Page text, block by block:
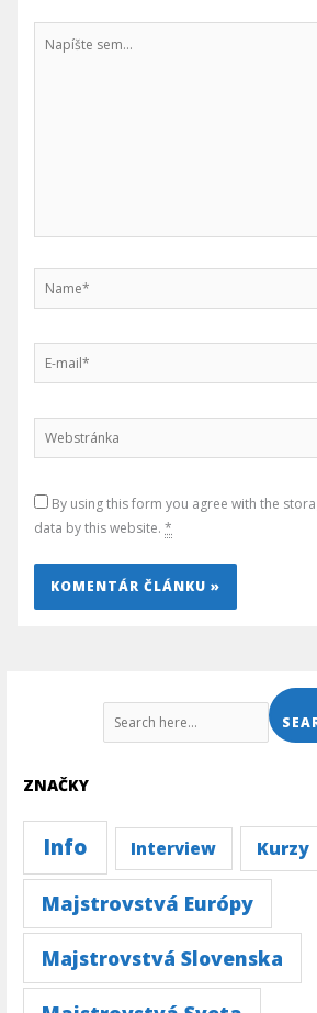
sem...
Webstránka
By using this form you agree with the
data by this website.*
ZNAČKY
Info Interview Kurzy
Majstrovstvá Európy
Majstrovstvá Slovenska